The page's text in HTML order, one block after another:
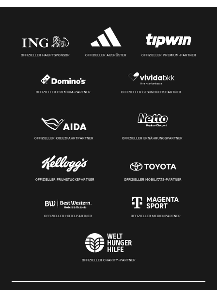
OFFIZIELLER HAUPTSPONSOR OFFIZIELLER AUSRÜSTER OFFIZIELLER PREMIUM-PARTNER
OFFIZIELLER PREMIUM-PARTNER OFFIZIELLER GESUNDHEITSPARTNER
OFFIZIELLER KREUZFAHRTPARTNER OFFIZIELLER ERNÄHRUNGSPARTNER
OFFIZIELLER FRÜHSTÜCKSPARTNER OFFIZIELLER MOBILITÄTS-PARTNER
OFFIZIELLER HOTELPARTNER OFFIZIELLER MEDIENPARTNER
OFFIZIELLER CHARITY-PARTNER